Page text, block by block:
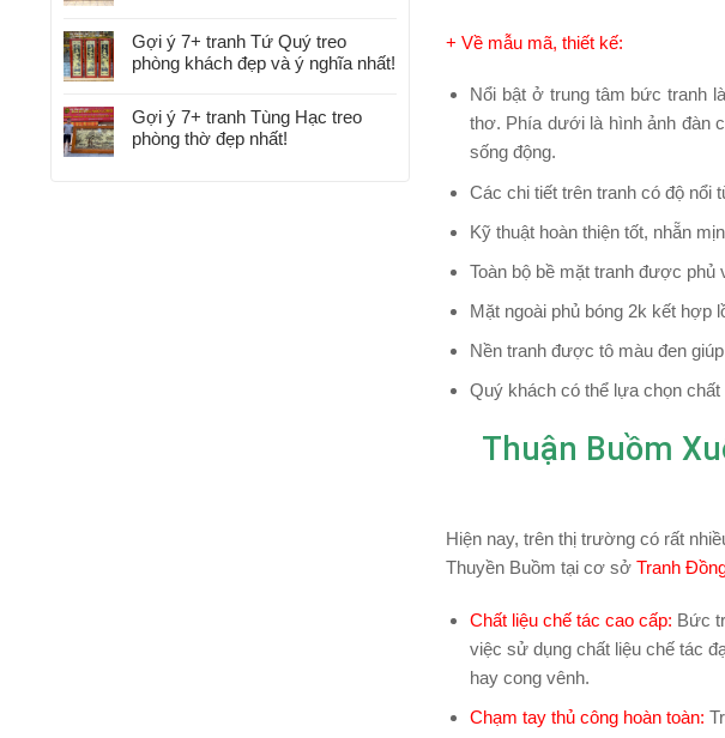
+ Về mẫu mã, thiết kế:
Nổi bật ở trung tâm bức tranh
thơ. Phía dưới là hình ảnh đàn
sống động.
Các chi tiết trên tranh có độ nổi
Kỹ thuật hoàn thiện tốt, nhẵn
Toàn bộ bề mặt tranh được phủ
Mặt ngoài phủ bóng 2k kết hợp
Nền tranh được tô màu đen
Quý khách có thể lựa chọn
Thuận Buồm
Hiện nay, trên thị trường có rất
Thuyền Buồm tại cơ sở Tranh
Chất liệu chế tác cao cấp: Bức
việc sử dụng chất liệu chế tác
hay cong vênh.
Chạm tay thủ công hoàn toàn:
Gợi ý 7+ tranh Tứ Quý treo
phòng khách đẹp và ý nghĩa nhất!
Gợi ý 7+ tranh Tùng Hạc treo
phòng thờ đẹp nhất!